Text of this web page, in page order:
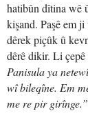
hatibûn dîtina wê
kişand. Paşê em
dêrek piçûk û
dêrê dikir. Li çepê
Panisula ya
wî bileqîne. Em
me re pir girînge.”